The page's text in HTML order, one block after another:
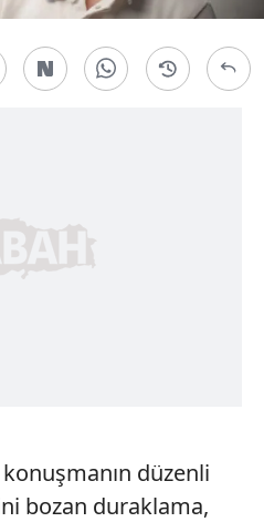
düzenli
bozan duraklama,